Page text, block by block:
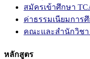
สมัครเข้าศึกษา
ค่าธรรมเนียมการ
คณะและสำนักวิชา
หลักสูตร